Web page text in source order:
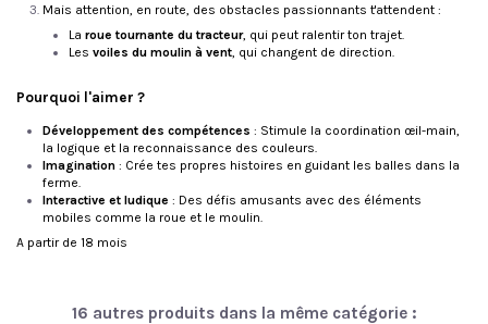
Mais attention, en route, des obstacles passionnants t'attendent :
La roue tournante du tracteur, qui peut ralentir ton trajet.
Les voiles du moulin à vent, qui changent de direction.
Pourquoi l'aimer ?
Développement des compétences : Stimule la coordination œil-main,
la logique et la reconnaissance des couleurs.
Imagination : Crée tes propres histoires en guidant les balles dans la
ferme.
Interactive et ludique : Des défis amusants avec des éléments
mobiles comme la roue et le moulin.
A partir de 18 mois
16 autres produits dans la même catégorie :